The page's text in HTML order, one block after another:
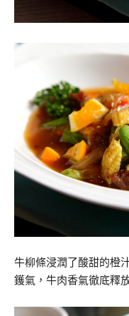
牛柳條浸潤了酸甜的橙
鑊氣，牛肉香氣徹底釋